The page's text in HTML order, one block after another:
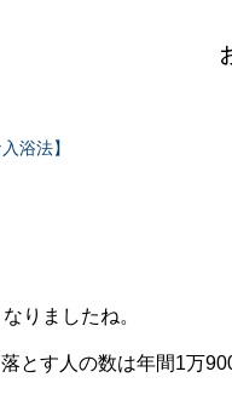
浴法】
りましたね。
とす人の数は年間1万